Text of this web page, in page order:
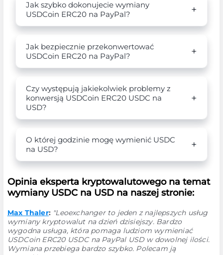
Jak szybko dokonujecie wymiany
USDCoin ERC20 na PayPal?
Jak bezpiecznie przekonwertować
USDCoin ERC20 na PayPal?
Czy występują jakiekolwiek problemy z
konwersją USDCoin ERC20 USDC na
USD?
O której godzinie mogę wymienić USDC
na USD?
Opinia eksperta kryptowalutowego na temat
wymiany USDC na USD na naszej stronie:
Max Thaler: "Leoexchanger to jeden z najlepszych usług
wymiany kryptowalut na dzień dzisiejszy. Bardzo
wygodna usługa, która pomaga ludziom wymieniać
USDCoin ERC20 USDC na PayPal USD w dowolnej ilości.
Wymiana przebiega bardzo szybko. Polecam ją